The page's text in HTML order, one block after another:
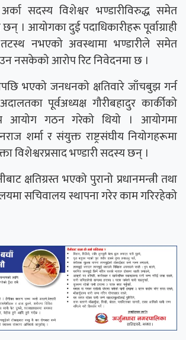
सदस्य विशेश्वर भण्डारीविरुद्ध समेत
। आयोगका दुई पदाधिकारीहरू पूर्वाग्राही
नभएको अवस्थामा भण्डारीले समेत
नसकेको आरोप रिट निवेदनमा छ ।
भएको जनधनको क्षतिवारे जाँचबुझ गर्न
पूर्वअध्यक्ष गौरीबहादुर कार्कीको
आयोग गठन गरेको थियो । आयोगमा
शर्मा र संयुक्त राष्ट्रसंघीय नियोगहरूमा
विशेश्वरप्रसाद भण्डारी सदस्य छन् ।
क्षतिग्रस्त भएको पुरानो प्रधानमन्त्री तथा
सचिवालय स्थापना गरेर काम गरिरहेको